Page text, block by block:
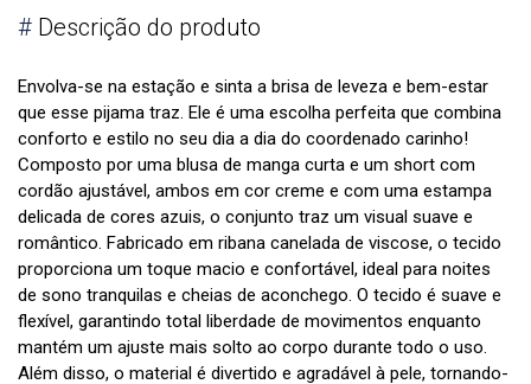
# Descrição do produto
Envolva-se na estação e sinta a brisa de leveza e bem-estar
que esse pijama traz. Ele é uma escolha perfeita que combina
conforto e estilo no seu dia a dia do coordenado carinho!
Composto por uma blusa de manga curta e um short com
cordão ajustável, ambos em cor creme e com uma estampa
delicada de cores azuis, o conjunto traz um visual suave e
romântico. Fabricado em ribana canelada de viscose, o tecido
proporciona um toque macio e confortável, ideal para noites
de sono tranquilas e cheias de aconchego. O tecido é suave e
flexível, garantindo total liberdade de movimentos enquanto
mantém um ajuste mais solto ao corpo durante todo o uso.
Além disso, o material é divertido e agradável à pele, tornando-